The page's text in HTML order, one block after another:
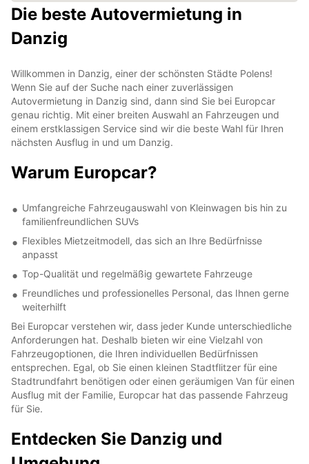
Die beste Autovermietung in
Danzig
Willkommen in Danzig, einer der schönsten Städte Polens!
Wenn Sie auf der Suche nach einer zuverlässigen
Autovermietung in Danzig sind, dann sind Sie bei Europcar
genau richtig. Mit einer breiten Auswahl an Fahrzeugen und
einem erstklassigen Service sind wir die beste Wahl für Ihren
nächsten Ausflug in und um Danzig.
Warum Europcar?
Umfangreiche Fahrzeugauswahl von Kleinwagen bis hin zu
familienfreundlichen SUVs
Flexibles Mietzeitmodell, das sich an Ihre Bedürfnisse
anpasst
Top-Qualität und regelmäßig gewartete Fahrzeuge
Freundliches und professionelles Personal, das Ihnen gerne
weiterhilft
Bei Europcar verstehen wir, dass jeder Kunde unterschiedliche
Anforderungen hat. Deshalb bieten wir eine Vielzahl von
Fahrzeugoptionen, die Ihren individuellen Bedürfnissen
entsprechen. Egal, ob Sie einen kleinen Stadtflitzer für eine
Stadtrundfahrt benötigen oder einen geräumigen Van für einen
Ausflug mit der Familie, Europcar hat das passende Fahrzeug
für Sie.
Entdecken Sie Danzig und